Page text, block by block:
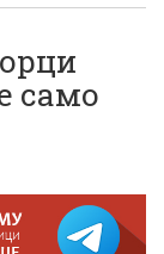
само